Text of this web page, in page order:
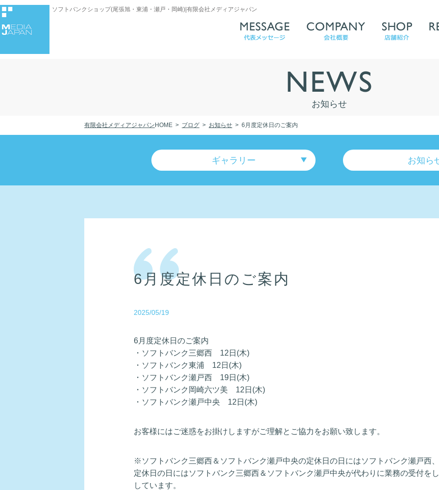
ソフトバンクショップ(尾張旭・東浦・瀬戸・岡崎)|有限会社メディアジャパン
お知らせ
有限会社メディアジャパン HOME ブログ お知らせ 6月度定休日のご案内
ギャラリー お知ら
6月度定休日のご案内
2025/05/19
6月度定休日のご案内
・ソフトバンク三郷西 12日(木)
・ソフトバンク東浦 12日(木)
・ソフトバンク瀬戸西 19日(木)
・ソフトバンク岡崎六ツ美 12日(木)
・ソフトバンク瀬戸中央 12日(木)
お客様にはご迷惑をお掛けしますがご理解とご協力をお願い致します。
※ソフトバンク三郷西＆ソフトバンク瀬戸中央の定休日の日にはソフトバンク瀬戸西
定休日の日にはソフトバンク三郷西＆ソフトバンク瀬戸中央が代わりに業務の受付を
しています。